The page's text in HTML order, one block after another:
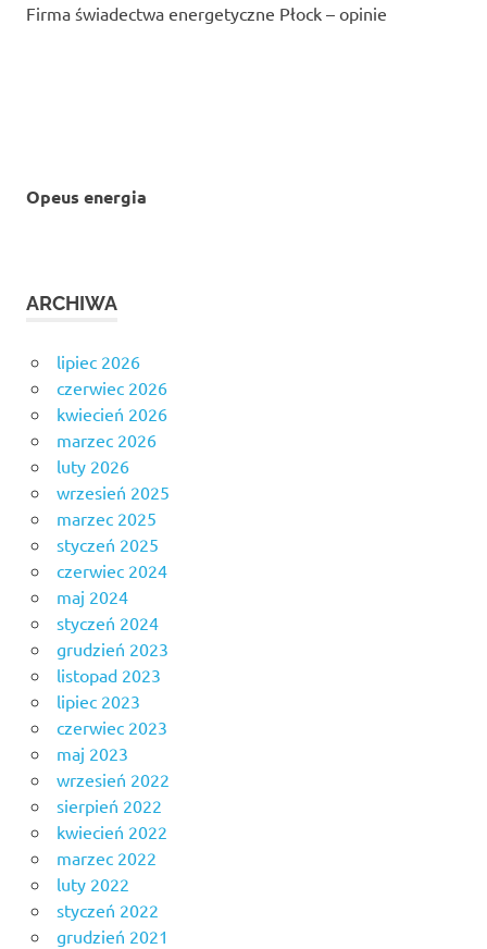
Firma świadectwa energetyczne Płock – opinie
Opeus energia
ARCHIWA
lipiec 2026
czerwiec 2026
kwiecień 2026
marzec 2026
luty 2026
wrzesień 2025
marzec 2025
styczeń 2025
czerwiec 2024
maj 2024
styczeń 2024
grudzień 2023
listopad 2023
lipiec 2023
czerwiec 2023
maj 2023
wrzesień 2022
sierpień 2022
kwiecień 2022
marzec 2022
luty 2022
styczeń 2022
grudzień 2021